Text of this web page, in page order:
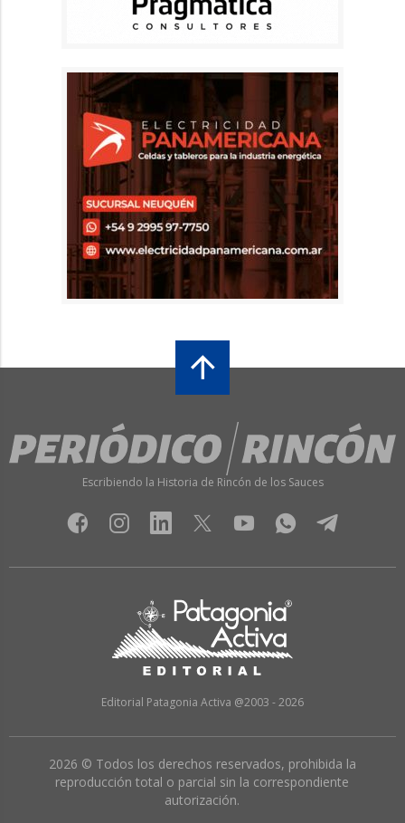
Escribiendo la Historia de Rincón de los Sauces
Editorial Patagonia Activa @2003 - 2026
2026 © Todos los derechos reservados, prohibida la
reproducción total o parcial sin la correspondiente
autorización.